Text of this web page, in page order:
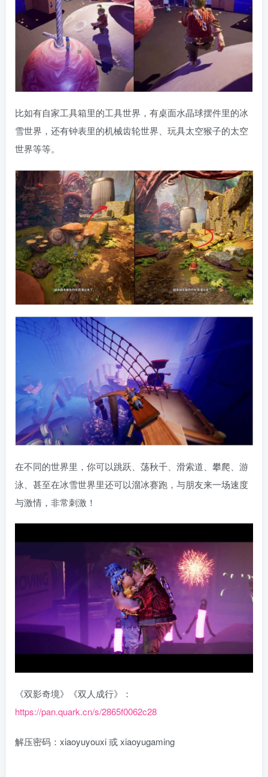
比如有自家工具箱里的工具世界，有桌面水晶球摆件里的冰
雪世界，还有钟表里的机械齿轮世界、玩具太空猴子的太空
世界等等。
在不同的世界里，你可以跳跃、荡秋千、滑索道、攀爬、游
泳、甚至在冰雪世界里还可以溜冰赛跑，与朋友来一场速度
与激情，非常刺激！
《双影奇境》《双人成行》：
https://pan.quark.cn/s/2865f0062c28
解压密码：xiaoyuyouxi 或 xiaoyugaming